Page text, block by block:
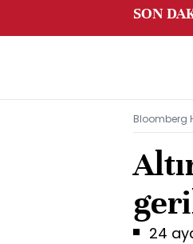
SON
Bloomberg
24